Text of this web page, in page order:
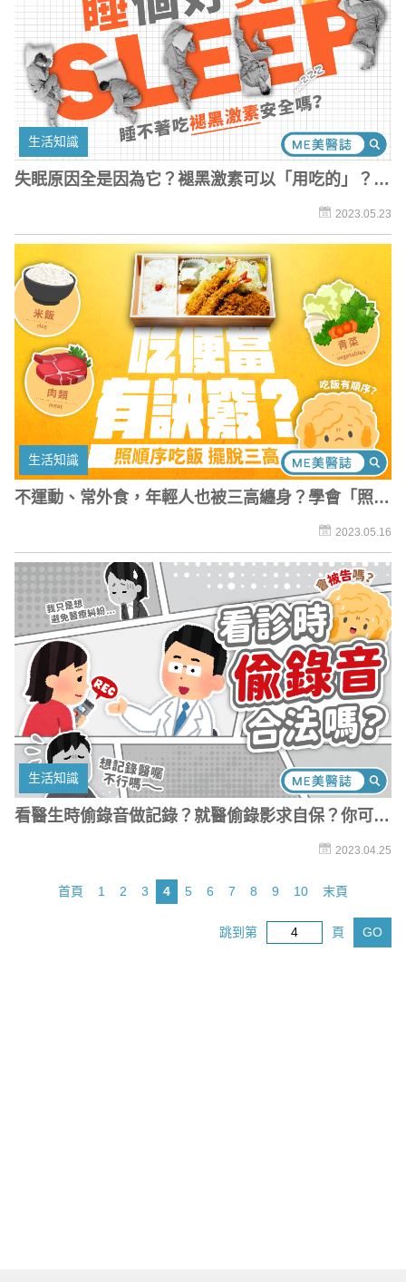
生活知識
失眠原因全是因為它？褪黑激素可以「用吃的」？藥
2023.05.23
生活知識
不運動、常外食，年輕人也被三高纏身？學會「照順
2023.05.16
生活知識
看醫生時偷錄音做記錄？就醫偷錄影求自保？你可能
2023.04.25
首頁 1 2 3 4 5 6 7 8 9 10 末頁
跳到第 頁 GO